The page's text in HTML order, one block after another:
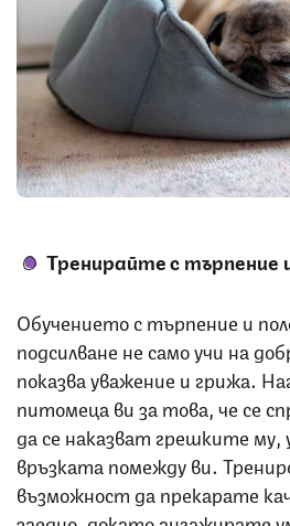
Тренирайте с търпение
Обучението с търпение и
подсилване не само учи на
показва уважение и грижа.
питомеца ви за това, че се
да се наказват грешките му,
връзката помежду ви.
възможност да прекарате